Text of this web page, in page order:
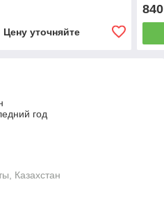
Цену уточняйте
840
год
Казахстан